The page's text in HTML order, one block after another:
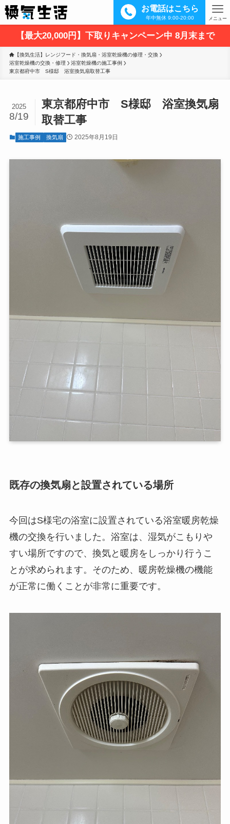
お電話はこちら
年中無休 9:00-20:00 メニュー
【最大20,000円】下取りキャンペーン中 8月末まで
【換気生活】レンジフード・換気扇・浴室乾燥機の修理・交換
浴室乾燥機の交換・修理
浴室乾燥機の施工事例
東京都府中市　S様邸　浴室換気扇取替工事
東京都府中市 S様邸 浴室換気扇
取替工事
2025
8/19
施工事例 換気扇 2025年8月19日
既存の換気扇と設置されている場所
今回はS様宅の浴室に設置されている浴室暖房乾燥
機の交換を行いました。浴室は、湿気がこもりや
すい場所ですので、換気と暖房をしっかり行うこ
とが求められます。そのため、暖房乾燥機の機能
が正常に働くことが非常に重要です。